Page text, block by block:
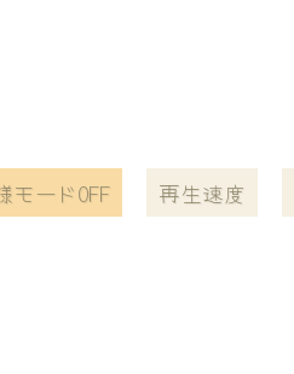
モードOFF 再生速度